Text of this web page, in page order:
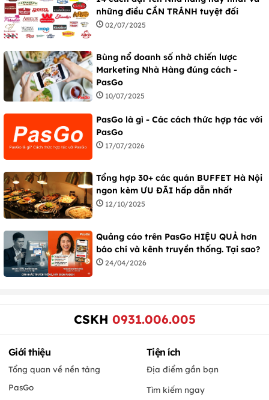
những điều CẦN TRÁNH tuyệt đối
02/07/2025
Bùng nổ doanh số nhờ chiến lược
Marketing Nhà Hàng đúng cách -
PasGo
10/07/2025
PasGo là gì - Các cách thức hợp tác với
PasGo
17/07/2026
Tổng hợp 30+ các quán BUFFET Hà Nội
ngon kèm ƯU ĐÃI hấp dẫn nhất
12/10/2025
Quảng cáo trên PasGo HIỆU QUẢ hơn
báo chí và kênh truyền thống. Tại sao?
24/04/2026
CSKH 0931.006.005
Giới thiệu
Tổng quan về nền tảng
PasGo
Tiện ích
Địa điểm gần bạn
Tìm kiếm ngay